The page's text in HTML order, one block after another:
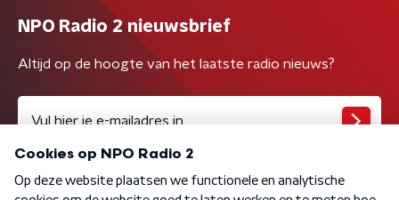
NPO Radio 2 nieuwsbrief
Altijd op de hoogte van het laatste radio nieuws?